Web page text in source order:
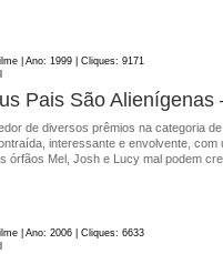
| Ano: 1999 | Cliques: 9171
Pais São Alienígenas
de diversos prêmios na categoria
interessante e envolvente, com
órfãos Mel, Josh e Lucy mal podem
| Ano: 2006 | Cliques: 6633